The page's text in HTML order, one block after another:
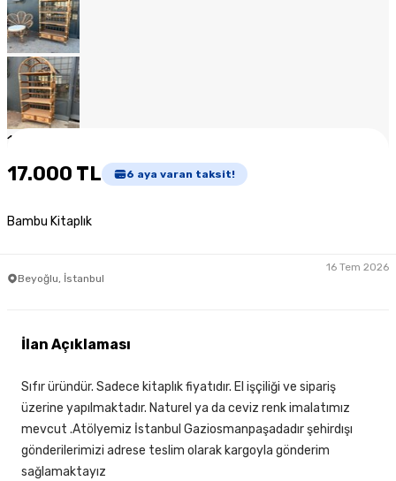
1
17.000 TL 6 aya varan taksit!
Bambu Kitaplık
Beyoğlu, İstanbul
16 Tem 2026
İlan Açıklaması
Sıfır üründür. Sadece kitaplık fiyatıdır. El işçiliği ve sipariş
üzerine yapılmaktadır. Naturel ya da ceviz renk imalatımız
mevcut .Atölyemiz İstanbul Gaziosmanpaşadadır şehirdışı
gönderilerimizi adrese teslim olarak kargoyla gönderim
sağlamaktayız